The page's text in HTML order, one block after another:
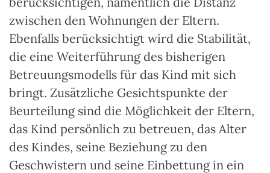
zwischen den Wohnungen der Eltern.
Ebenfalls berücksichtigt wird die Stabilität,
die eine Weiterführung des bisherigen
Betreuungsmodells für das Kind mit sich
bringt. Zusätzliche Gesichtspunkte der
Beurteilung sind die Möglichkeit der Eltern,
das Kind persönlich zu betreuen, das Alter
des Kindes, seine Beziehung zu den
Geschwistern und seine Einbettung in ein